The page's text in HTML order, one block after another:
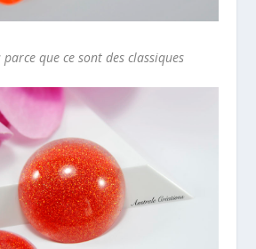
parce que ce sont des classiques